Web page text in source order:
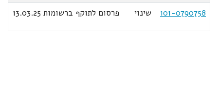
101-0790758
שינוי פרסום לתוקף ברשומות 13.03.25